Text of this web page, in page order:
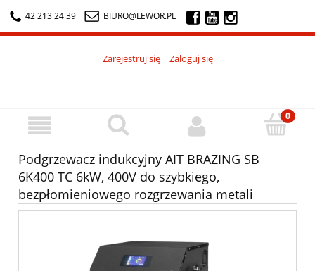
42 213 24 39 BIURO@LEWOR.PL
Zarejestruj się Zaloguj się
Podgrzewacz indukcyjny AIT BRAZING SB
6K400 TC 6kW, 400V do szybkiego,
bezpłomieniowego rozgrzewania metali